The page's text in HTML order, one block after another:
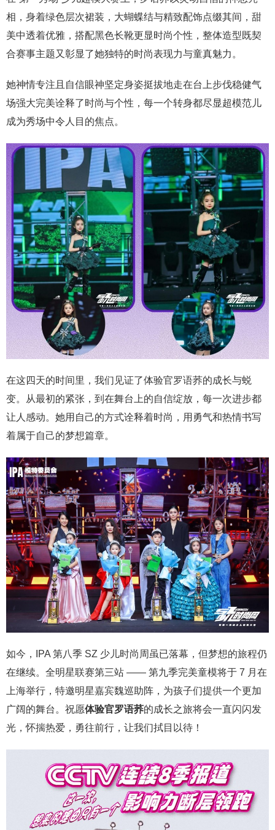
相，身着绿色层次裙装，大蝴蝶结与精致配饰点缀其间，甜
美中透着优雅，搭配黑色长靴更显时尚个性，整体造型既契
合赛事主题又彰显了她独特的时尚表现力与童真魅力。
她神情专注且自信眼神坚定身姿挺拔地走在台上步伐稳健气
场强大完美诠释了时尚与个性，每一个转身都尽显超模范儿
成为秀场中令人目的焦点。
在这四天的时间里，我们见证了体验官罗语荞的成长与蜕
变。从最初的紧张，到在舞台上的自信绽放，每一次进步都
让人感动。她用自己的方式诠释着时尚，用勇气和热情书写
着属于自己的梦想篇章。
如今，IPA 第八季 SZ 少儿时尚周虽已落幕，但梦想的旅程仍
在继续。全明星联赛第三站 —— 第九季完美童模将于 7 月在
上海举行，特邀明星嘉宾魏巡助阵，为孩子们提供一个更加
广阔的舞台。祝愿体验官罗语荞的成长之旅将会一直闪闪发
光，怀揣热爱，勇往前行，让我们拭目以待！